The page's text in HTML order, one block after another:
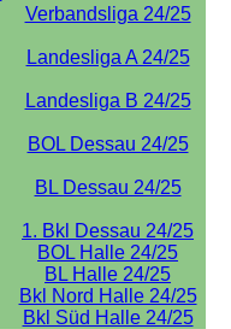
Verbandsliga 24/25
Landesliga A 24/25
Landesliga B 24/25
BOL Dessau 24/25
BL Dessau 24/25
1. Bkl Dessau 24/25
BOL Halle 24/25
BL Halle 24/25
Bkl Nord Halle 24/25
Bkl Süd Halle 24/25